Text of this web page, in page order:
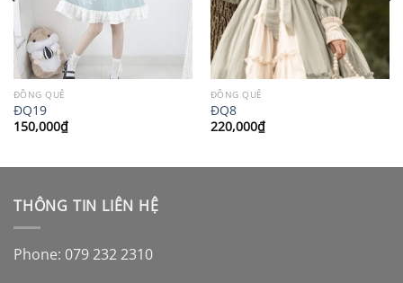
ĐỒNG QUÊ
ĐQ19
150,000₫
ĐỒNG QUÊ
ĐQ8
220,000₫
THÔNG TIN LIÊN HỆ
Phone: 079 232 2310